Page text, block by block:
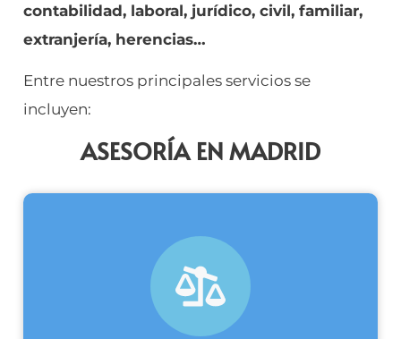
contabilidad, laboral, jurídico, civil, familiar,
extranjería, herencias…
Entre nuestros principales servicios se
incluyen:
ASESORÍA EN MADRID